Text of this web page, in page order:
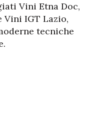
Vini Etna Doc,
Vini IGT Lazio,
tecniche